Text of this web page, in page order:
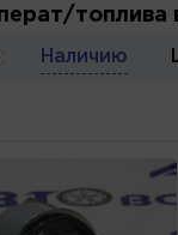
топлива
Наличию